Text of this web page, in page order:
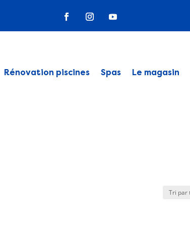
Rénovation piscines Spas Le magasin